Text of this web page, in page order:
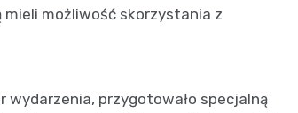
możliwość skorzystania z
przygotowało specjalną